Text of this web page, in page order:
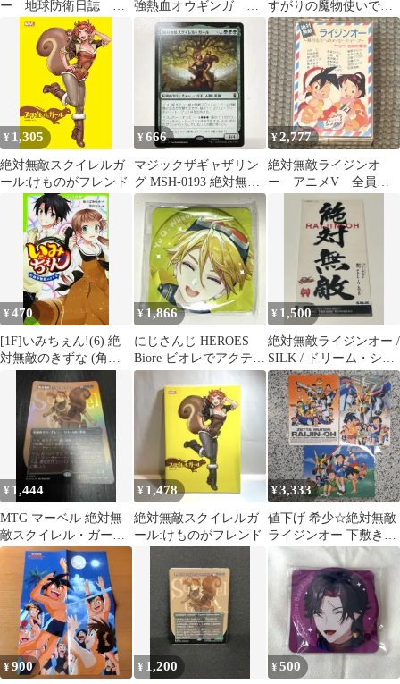
ー 地球防衛日誌 第
一刷
強熱血オウギンガ 初
すがりの魔物使いです!
1〜3 : 絶対無敵の聖女
はモフ…
¥ 1,305
絶対無敵スクイレルガ
ール:けものがフレンド
¥666
マジックザギャザリン
グ MSH-0193 絶対無敵
スクイレル・ガール R
¥2,777
絶対無敵ライジンオ
ー アニメV 全員サ
ービス メッセージテ
ープ カセットテープ
¥470
[1F]いみちぇん!(6) 絶
対無敵のきずな (角川
つばさ文庫)
¥1,866
にじさんじ HEROES
Biore ビオレでアクティ
ブ！絶対無敵笑顔
¥ 1,500
絶対無敵ライジンオー /
SILK / ドリーム・シフ
ト / CDシングル
¥ 1,444
MTG マーベル 絶対無
敵スクイレル・ガール
foil
¥ 1,478
絶対無敵スクイレルガ
ール:けものがフレンド
¥3,333
値下げ 希少☆絶対無敵
ライジンオー 下敷き3
枚セット
¥900 ¥ 1,200 ¥500